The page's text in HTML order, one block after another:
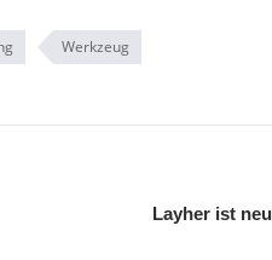
Werkzeug
Layher ist